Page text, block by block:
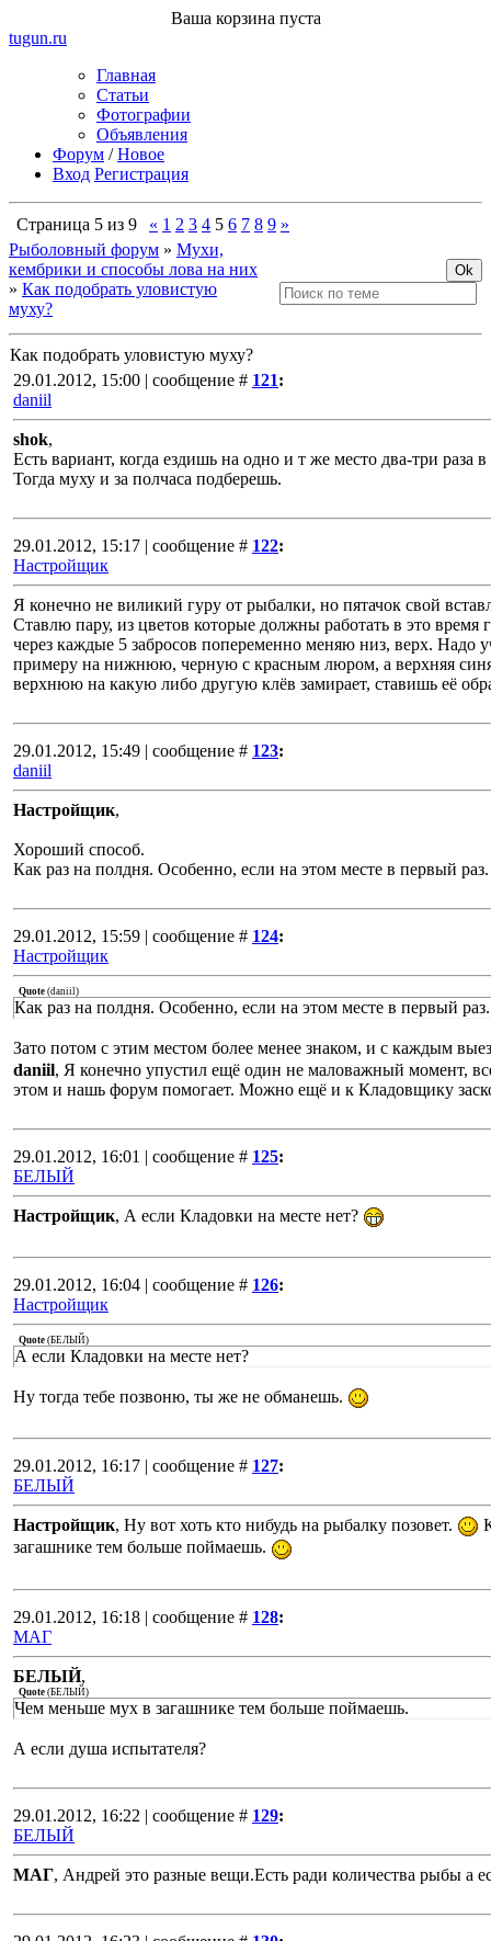
Ваша корзина пуста
tugun.ru
Главная
Статьи
Фотографии
Объявления
Форум /Новое
Вход Регистрация
Страница 5 из 9 « 1 2 3 4 5 6 7 8 9 »
Рыболовный форум » Мухи,
кембрики и способы лова на них
» Как подобрать уловистую
муху?
Как подобрать уловистую муху?
29.01.2012, 15:00 | сообщение # 121:
daniil
shok,
Есть вариант, когда ездишь на одно и т же место два-три раза
Тогда муху и за полчаса подберешь.
29.01.2012, 15:17 | сообщение # 122:
Настройщик
Я конечно не виликий гуру от рыбалки, но пятачок свой
Ставлю пару, из цветов которые должны работать в это
через каждые 5 забросов попеременно меняю низ, верх. Надо
примеру на нижнюю, черную с красным люром, а верхняя
верхнюю на какую либо другую клёв замирает, ставишь её
29.01.2012, 15:49 | сообщение # 123:
daniil
Настройщик,
Хороший способ.
Как раз на полдня. Особенно, если на этом месте в первый раз.
29.01.2012, 15:59 | сообщение # 124:
Настройщик
Quote (daniil)
Как раз на полдня. Особенно, если на этом месте в первый раз.
Зато потом с этим местом более менее знаком, и с каждым
daniil, Я конечно упустил ещё один не маловажный момент,
этом и нашь форум помогает. Можно ещё и к Кладовщику
29.01.2012, 16:01 | сообщение # 125:
БЕЛЫЙ
Настройщик, А если Кладовки на месте нет?
29.01.2012, 16:04 | сообщение # 126:
Настройщик
Quote (БЕЛЫЙ)
А если Кладовки на месте нет?
Ну тогда тебе позвоню, ты же не обманешь.
29.01.2012, 16:17 | сообщение # 127:
БЕЛЫЙ
Настройщик, Ну вот хоть кто нибудь на рыбалку позовет.
загашнике тем больше поймаешь.
29.01.2012, 16:18 | сообщение # 128:
МАГ
БЕЛЫЙ,
Quote (БЕЛЫЙ)
Чем меньше мух в загашнике тем больше поймаешь.
А если душа испытателя?
29.01.2012, 16:22 | сообщение # 129:
БЕЛЫЙ
МАГ, Андрей это разные вещи.Есть ради количества рыбы а